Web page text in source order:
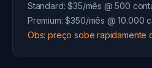
Standard: $35/mês @ 500
Premium: $350/mês @ 10.000
Obs: preço sobe rapidamente